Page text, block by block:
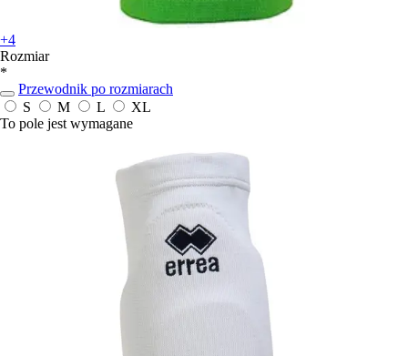
+4
Rozmiar
*
Przewodnik po rozmiarach
S
M L
XL
To pole jest wymagane